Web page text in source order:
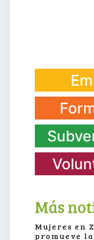
Más
Mujeres en
promueve